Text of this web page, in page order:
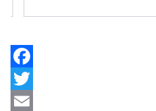
Facebook
Twitter